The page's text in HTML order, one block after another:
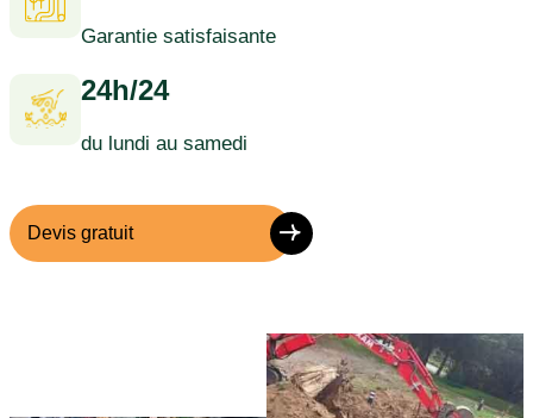
Garantie satisfaisante
24h/24
du lundi au samedi
Devis gratuit